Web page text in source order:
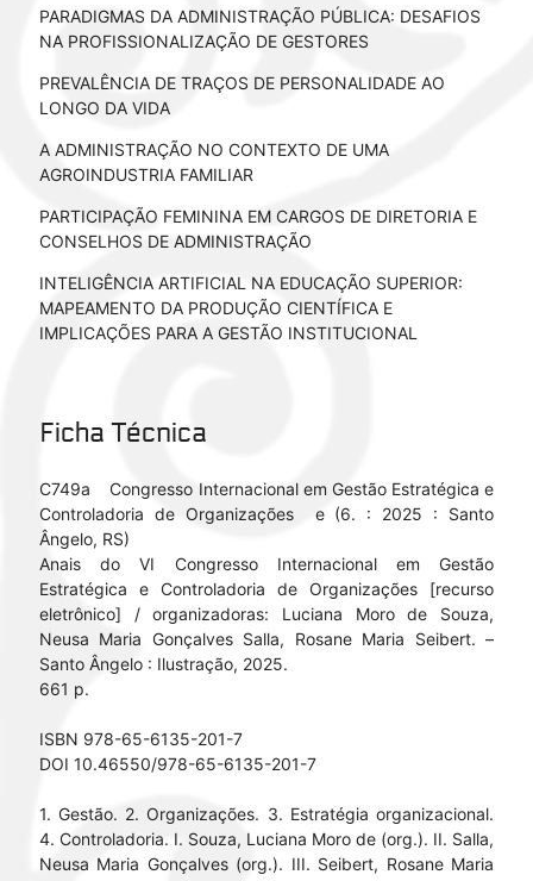
PARADIGMAS DA ADMINISTRAÇÃO PÚBLICA: DESAFIOS
NA PROFISSIONALIZAÇÃO DE GESTORES
PREVALÊNCIA DE TRAÇOS DE PERSONALIDADE AO
LONGO DA VIDA
A ADMINISTRAÇÃO NO CONTEXTO DE UMA
AGROINDUSTRIA FAMILIAR
PARTICIPAÇÃO FEMININA EM CARGOS DE DIRETORIA E
CONSELHOS DE ADMINISTRAÇÃO
INTELIGÊNCIA ARTIFICIAL NA EDUCAÇÃO SUPERIOR:
MAPEAMENTO DA PRODUÇÃO CIENTÍFICA E
IMPLICAÇÕES PARA A GESTÃO INSTITUCIONAL
Ficha Técnica
C749a Congresso Internacional em Gestão Estratégica e
Controladoria de Organizações e (6. : 2025 : Santo
Ângelo, RS)
Anais do VI Congresso Internacional em Gestão
Estratégica e Controladoria de Organizações [recurso
eletrônico] / organizadoras: Luciana Moro de Souza,
Neusa Maria Gonçalves Salla, Rosane Maria Seibert. –
Santo Ângelo : Ilustração, 2025.
661 p.
ISBN 978-65-6135-201-7
DOI 10.46550/978-65-6135-201-7
1. Gestão. 2. Organizações. 3. Estratégia organizacional.
4. Controladoria. I. Souza, Luciana Moro de (org.). II. Salla,
Neusa Maria Gonçalves (org.). III. Seibert, Rosane Maria